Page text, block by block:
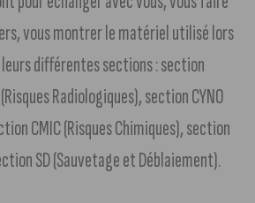
vous montrer le matériel utilisé lors
différentes sections : section
Radiologiques), section CYNO
CMIC (Risques Chimiques), section
SD (Sauvetage et Déblaiement).